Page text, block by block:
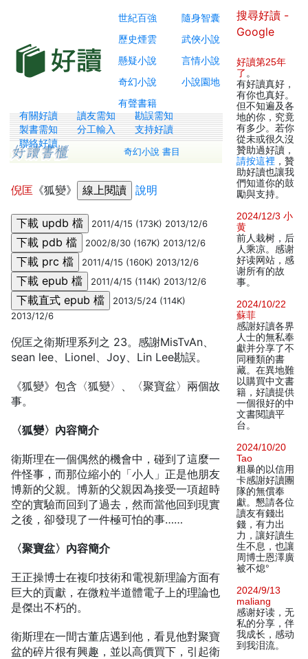
世紀百強
隨身智囊
歷史煙雲
武俠小說
懸疑小說
言情小說
奇幻小說
小說園地
有聲書籍
有關好讀 讀友需知
勘誤需知
製書需知
分工輸入
支持好讀
聯絡好讀
奇幻小說 書目
倪匡 《狐變》 說明
2011/4/15 (173K) 2013/12/6
2002/8/30 (167K) 2013/12/6
2011/4/15 (160K) 2013/12/6
2011/4/15 (114K) 2013/12/6
2013/5/24 (114K)
2013/12/6
倪匡之衛斯理系列之 23。感謝MisTvAn、
sean lee、Lionel、Joy、Lin Lee勘誤。
《狐變》包含〈狐變〉、〈聚寶盆〉兩個故
事。
〈狐變〉內容簡介
衛斯理在一個偶然的機會中，碰到了這麼一
件怪事，而那位縮小的「小人」正是他朋友
博新的父親。博新的父親因為接受一項超時
空的實驗而回到了過去，然而當他回到現實
之後，卻發現了一件極可怕的事……
〈聚寶盆〉內容簡介
王正操博士在複印技術和電視新理論方面有
巨大的貢獻，在微粒半道體電子上的理論也
是傑出不朽的。
衛斯理在一間古董店遇到他，看見他對聚寶
盆的碎片很有興趣，並以高價買下，引起衛
搜尋好讀 -
Google
好讀第25年
了 。
有好讀真好，
有你也真好。
但不知遍及各
地的你，究竟
有多少。若你
從未或很久沒
贊助過好讀，
請按這裡 ，贊
助好讀也讓我
們知道你的鼓
勵與支持。
2024/12/3 小
黄
前人栽树，后
人乘凉。感谢
好读网站，感
谢所有的故
事。
2024/10/22
蘇菲
感謝好讀各界
人士的無私奉
獻并分享了不
同種類的書
藏。在異地難
以購買中文書
籍，好讀提供
一個很好的中
文書閱讀平
台。
2024/10/20
Tao
粗暴的以信用
卡感謝好讀團
隊的無償奉
獻。懇請各位
讀友有錢出
錢，有力出
力，讓好讀生
生不息，也讓
周博士恩澤廣
被不熄°
2024/9/13
maliang
感谢好读，无
私的分享，伴
我成长，感动
到我泪流。